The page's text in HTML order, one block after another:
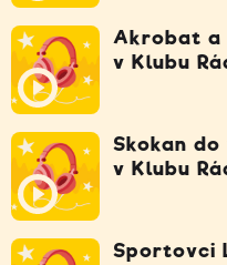
Akrobat a
v Klubu
Skokan do
v Klubu
Sportovci